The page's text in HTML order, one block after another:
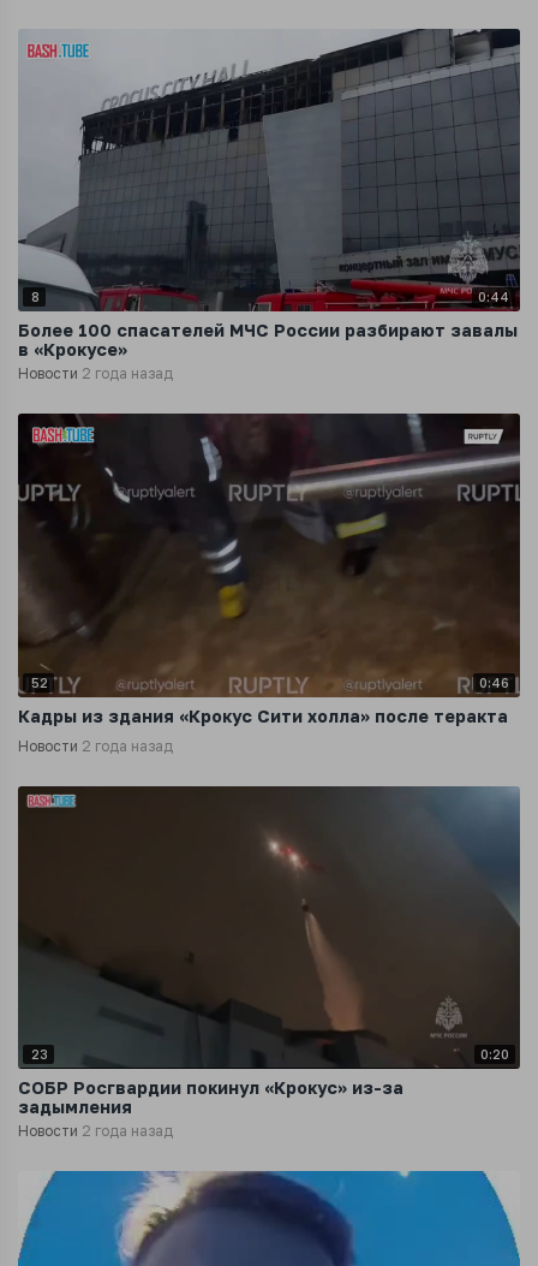
8 0:44
Более 100 спасателей МЧС России разбирают завалы
в «Крокусе»
Новости 2 года назад
52 0:46
Кадры из здания «Крокус Сити холла» после теракта
Новости 2 года назад
23 0:20
СОБР Росгвардии покинул «Крокус» из-за
задымления
Новости 2 года назад